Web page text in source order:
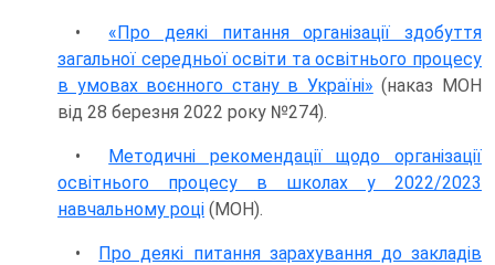
• «Про деякі питання організації здобуття
загальної середньої освіти та освітнього процесу
в умовах воєнного стану в Україні» (наказ МОН
від 28 березня 2022 року №274).
• Методичні рекомендації щодо організації
освітнього процесу в школах у 2022/2023
навчальному році (МОН).
• Про деякі питання зарахування до закладів